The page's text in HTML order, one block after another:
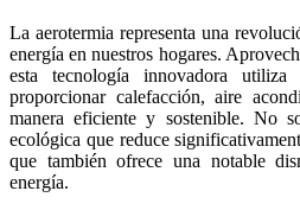
La aerotermia representa una
energía en nuestros hogares.
esta tecnología innovadora
proporcionar calefacción, aire
manera eficiente y sostenible. No
ecológica que reduce
que también ofrece una notable
energía.